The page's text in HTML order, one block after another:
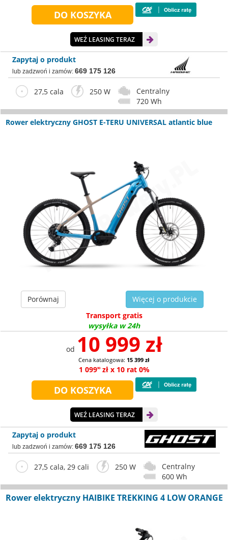
WEŹ LEASING TERAZ
Zapytaj o produkt
lub zadzwoń i zamów: 669 175 126
27,5 cala 250 W
Centralny
720 Wh
Rower elektryczny GHOST E-TERU UNIVERSAL atlantic blue
Porównaj
Więcej o produkcie
Transport gratis
wysyłka w 24h
od 10 999 zł
Cena katalogowa: 15 399 zł
1 09990zł x 10 rat 0%
WEŹ LEASING TERAZ
Zapytaj o produkt
lub zadzwoń i zamów: 669 175 126
27,5 cala, 29 cali 250 W
Centralny
600 Wh
Rower elektryczny HAIBIKE TREKKING 4 LOW ORANGE